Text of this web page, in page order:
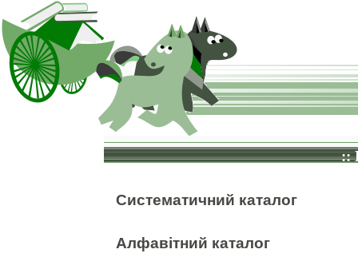
::
Систематичний каталог
Алфавітний каталог